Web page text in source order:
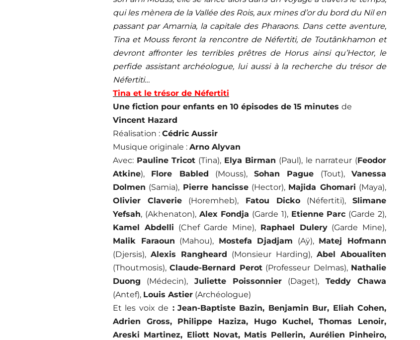
qui les mènera de la Vallée des Rois, aux mines d’or du bord du Nil en
passant par Amarnia, la capitale des Pharaons. Dans cette aventure,
Tina et Mouss feront la rencontre de Néfertiti, de Toutânkhamon et
devront affronter les terribles prêtres de Horus ainsi qu’Hector, le
perfide assistant archéologue, lui aussi à la recherche du trésor de
Néfertiti…
Tina et le trésor de Néfertiti
Une fiction pour enfants en 10 épisodes de 15 minutes de
Vincent Hazard
Réalisation : Cédric Aussir
Musique originale : Arno Alyvan
Avec: Pauline Tricot (Tina), Elya Birman (Paul), le narrateur (Feodor
Atkine), Flore Babled (Mouss),Sohan Pague (Tout),Vanessa
Dolmen (Samia), Pierre hancisse(Hector), Majida Ghomari (Maya),
Olivier Claverie (Horemheb), Fatou Dicko(Néfertiti),Slimane
Yefsah, (Akhenaton), Alex Fondja (Garde 1), Etienne Parc (Garde 2),
Kamel Abdelli (Chef Garde Mine), Raphael Dulery(Garde Mine),
Malik Faraoun (Mahou), Mostefa Djadjam (Aÿ), Matej Hofmann
(Djersis), Alexis Rangheard (Monsieur Harding), Abel Aboualiten
(Thoutmosis),Claude-Bernard Perot(Professeur Delmas), Nathalie
Duong (Médecin), Juliette Poissonnier (Daget), Teddy Chawa
(Antef), Louis Astier (Archéologue)
Et les voix de : Jean-Baptiste Bazin, Benjamin Bur, Eliah Cohen,
Adrien Gross, Philippe Haziza, Hugo Kuchel, Thomas Lenoir,
Areski Martinez, Eliott Novat, Matis Pellerin, Aurélien Pinheiro,